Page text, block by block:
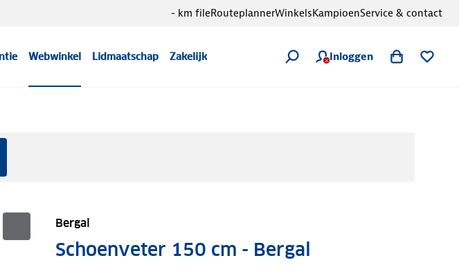
Webwinkel Lidmaatschap Zakelijk Inloggen
- km fileRouteplannerWinkelsKampioenService & contact
Bergal
Schoenveter 150 cm - Bergal